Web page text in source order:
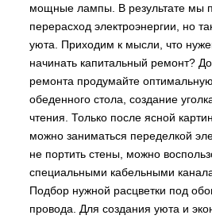
мощные лампы. В результате мы
перерасход электроэнергии, но
уюта. Приходим к мысли, что
начинать капитальный ремонт?
ремонта продумайте
обеденного стола, создание
чтения. Только после ясной
можно заниматься переделкой
не портить стены, можно
специальными кабельными
Подбор нужной расцветки под
провода. Для создания уюта и